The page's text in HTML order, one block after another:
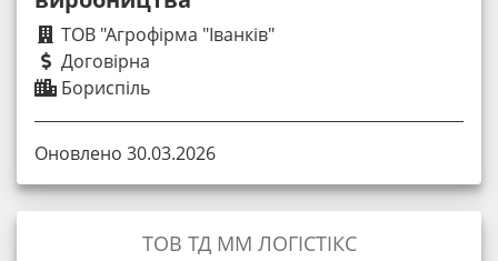
ТОВ "Агрофірма "Іванків"
Договірна
Бориспіль
Оновлено 30.03.2026
ТОВ ТД ММ ЛОГІСТІКС